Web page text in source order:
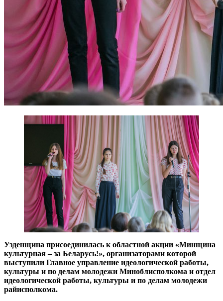
Узденщина присоединилась к областной акции «Минщина
культурная – за Беларусь!», организаторами которой
выступили Главное управление идеологической работы,
культуры и по делам молодежи Миноблисполкома и отдел
идеологической работы, культуры и по делам молодежи
райисполкома.